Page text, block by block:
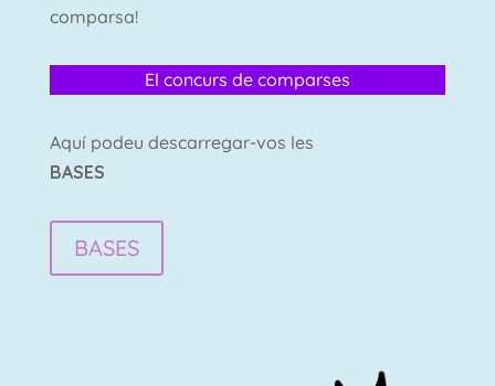
comparsa!
El concurs de comparses
Aquí podeu descarregar-vos les
BASES
BASES